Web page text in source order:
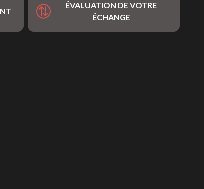
ÉVALUATION DE VOTRE
ÉCHANGE